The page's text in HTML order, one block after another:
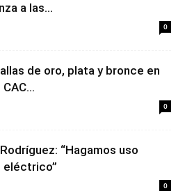
a las...
0
de oro, plata y bronce en
0
“Hagamos uso
0